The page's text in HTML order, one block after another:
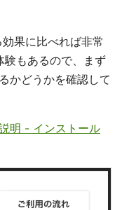
果に比べれば非常
験もあるので、まず
かどうかを確認して
明 - インストール